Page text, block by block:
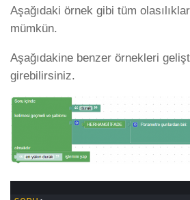
Aşağıdaki örnek gibi tüm
mümkün.
Aşağıdakine benzer örnekleri
girebilirsiniz.